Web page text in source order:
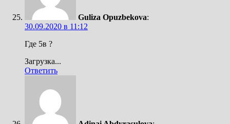
Guliza Opuzbekova:
30.09.2020 в 11:12
Где 5в ?
Загрузка...
Ответить